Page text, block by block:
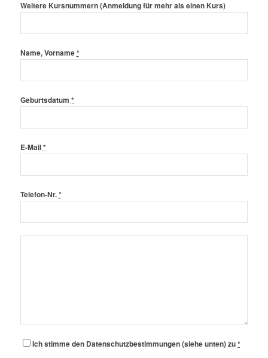
Weitere Kursnummern (Anmeldung für mehr als einen Kurs)
Name, Vorname*
Geburtsdatum *
E-Mail*
Telefon-Nr.*
Ich stimme den Datenschutzbestimmungen (siehe unten) zu*